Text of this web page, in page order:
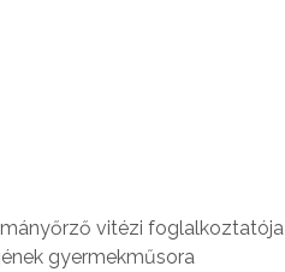
vitézi foglalkoztatója
gyermekműsora